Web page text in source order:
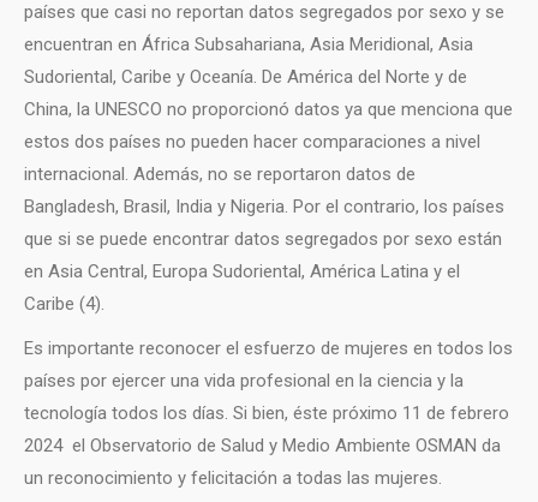
países que casi no reportan datos segregados por sexo y se
encuentran en África Subsahariana, Asia Meridional, Asia
Sudoriental, Caribe y Oceanía. De América del Norte y de
China, la UNESCO no proporcionó datos ya que menciona que
estos dos países no pueden hacer comparaciones a nivel
internacional. Además, no se reportaron datos de
Bangladesh, Brasil, India y Nigeria. Por el contrario, los países
que si se puede encontrar datos segregados por sexo están
en Asia Central, Europa Sudoriental, América Latina y el
Caribe (4).
Es importante reconocer el esfuerzo de mujeres en todos los
países por ejercer una vida profesional en la ciencia y la
tecnología todos los días. Si bien, éste próximo 11 de febrero
2024 el Observatorio de Salud y Medio Ambiente OSMAN da
un reconocimiento y felicitación a todas las mujeres.